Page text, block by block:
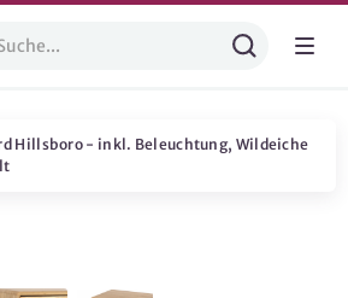
Hillsboro - inkl. Beleuchtung, Wildeiche